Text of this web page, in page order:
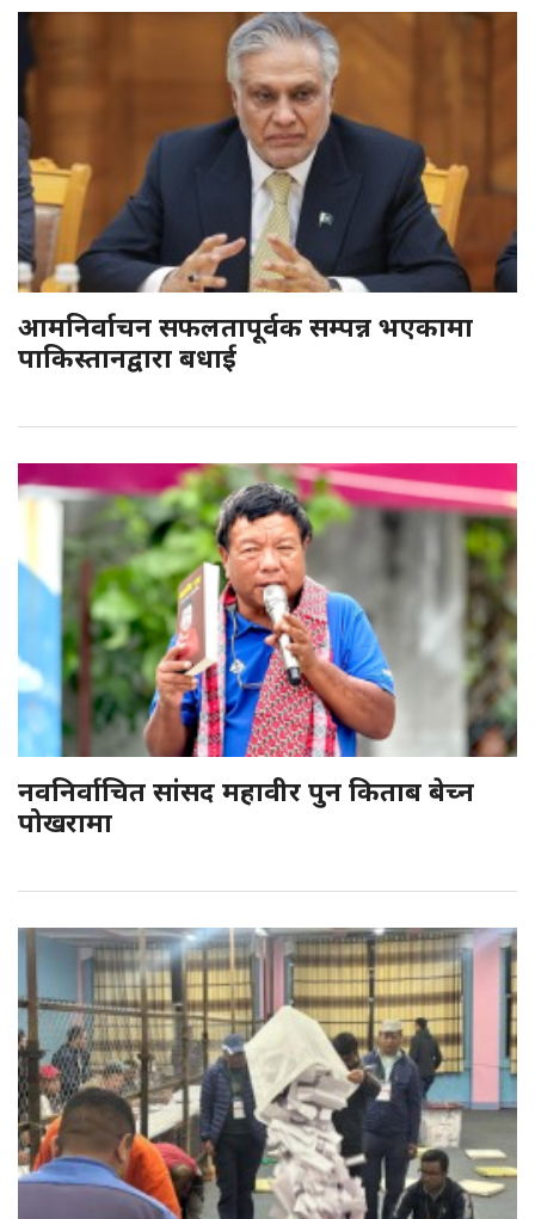
आमनिर्वाचन सफलतापूर्वक सम्पन्न भएकामा
पाकिस्तानद्वारा बधाई
नवनिर्वाचित सांसद महावीर पुन किताब बेच्न
पोखरामा